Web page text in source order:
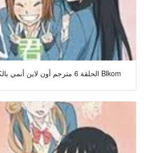
Kimi Ni Todoke الحلقة 6 مترجم أون لاين أنمي بالكوم Blkom